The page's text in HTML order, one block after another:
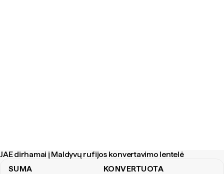
JAE dirhamai į Maldyvų rufijos konvertavimo lentelė
SUMA KONVERTUOTA